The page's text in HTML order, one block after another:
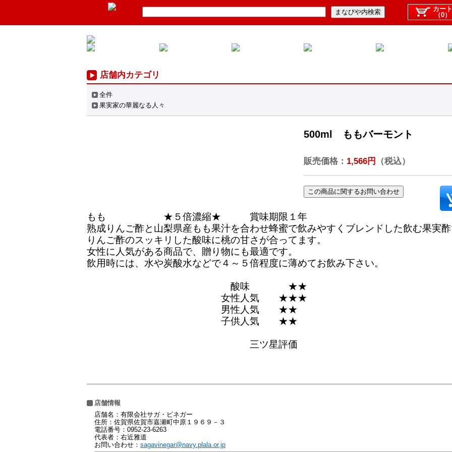
カート
（0）
店舗内カテゴリ
全件
果実家の華麗なる人々
500ml ももバーモント
販売価格： 1,566円 （税込）
もも ★５倍濃縮★ 賞味期限１年
熟成りんご酢と山梨県産もも果汁を合わせ蜂蜜で飲みやすくブレンドした飲む果実
りんご酢のスッキリした酸味に桃の甘さが合ってます。
女性に人気がある商品で、贈り物にも最適です。
飲用時には、水や炭酸水などで４～５倍程度に薄めてお飲み下さい。
酸味 ★★
女性人気 ★★★
男性人気 ★★
子供人気 ★★
三ツ星評価
店舗情報
店舗名：有限会社サガ・ビネガー
住所：佐賀県佐賀市嘉瀬町中原１９６９－３
電話番号：0952-23-6263
代表者：右近雅道
お問い合わせ： sagavinegar@navy.plala.or.jp